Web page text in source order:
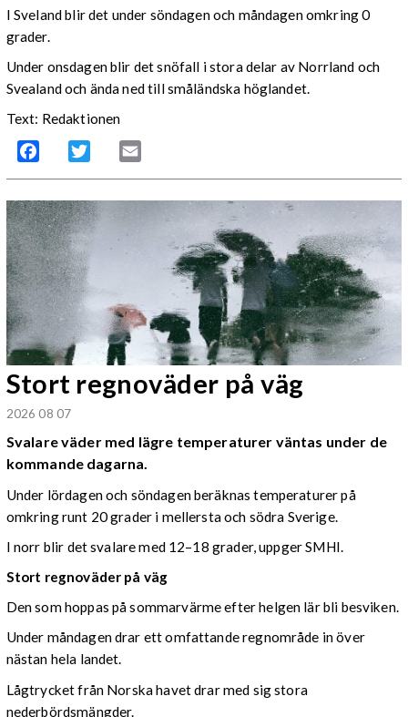
I Sveland blir det under söndagen och måndagen omkring 0
grader.
Under onsdagen blir det snöfall i stora delar av Norrland och
Svealand och ända ned till småländska höglandet.
Text: Redaktionen
Facebook Twitter
Stort regnoväder på väg
2026 08 07
Svalare väder med lägre temperaturer väntas under de
kommande dagarna.
Under lördagen och söndagen beräknas temperaturer på
omkring runt 20 grader i mellersta och södra Sverige.
I norr blir det svalare med 12–18 grader, uppger SMHI.
Stort regnoväder på väg
Den som hoppas på sommarvärme efter helgen lär bli besviken.
Under måndagen drar ett omfattande regnområde in över
nästan hela landet.
Lågtrycket från Norska havet drar med sig stora
nederbördsmängder.